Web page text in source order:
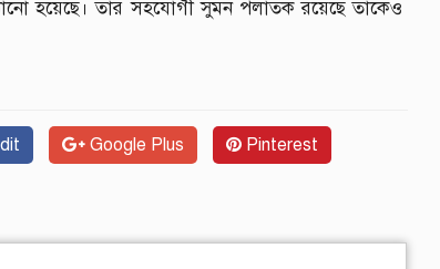
হয়েছে। তার সহযোগী সুমন পলাতক রয়েছে তাকেও
Google Plus Pinterest